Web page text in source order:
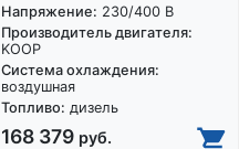
Напряжение: 230/400 В
Производитель двигателя:
KOOP
Система охлаждения:
воздушная
Топливо: дизель
168 379 руб.